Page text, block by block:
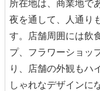
所在地は、商業地で
夜を通して、人通り
す。店舗周囲には飲
プ、フラワーショッ
り、店舗の外観もハ
しゃれなデザインに